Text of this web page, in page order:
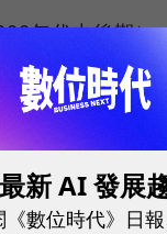
年代中後期）
百貨、主要商
品牌代。
業進軍電商
新 AI 發展
《數位時代》日